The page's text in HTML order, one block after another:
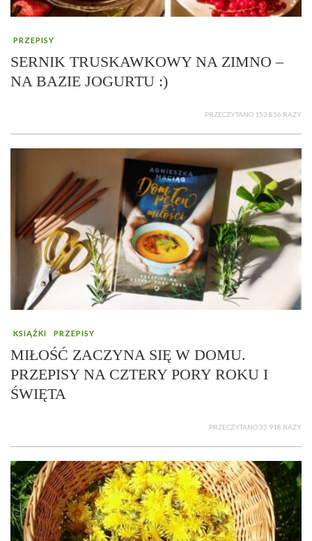
PRZEPISY
SERNIK TRUSKAWKOWY NA ZIMNO –
NA BAZIE JOGURTU :)
PRZECZYTANO 153 856 RAZY
KSIĄŻKI PRZEPISY
MIŁOŚĆ ZACZYNA SIĘ W DOMU.
PRZEPISY NA CZTERY PORY ROKU I
ŚWIĘTA
PRZECZYTANO 33 918 RAZY